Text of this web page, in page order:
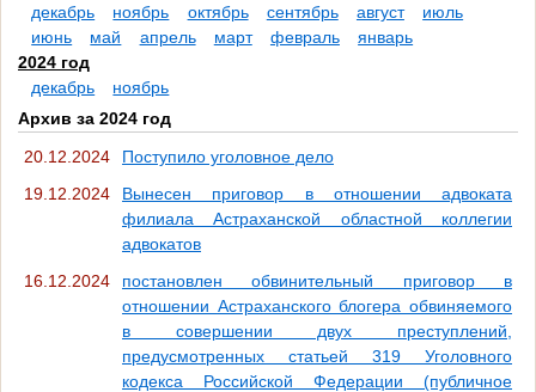
декабрь
ноябрь октябрь сентябрь август
июль
июнь
май апрель март февраль
январь
2024 год
декабрь
ноябрь
Архив за 2024 год
20.12.2024
Поступило уголовное дело
19.12.2024
Вынесен приговор в отношении адвоката
филиала Астраханской областной коллегии
адвокатов
16.12.2024
постановлен обвинительный приговор в
отношении Астраханского блогера обвиняемого
в совершении двух преступлений,
предусмотренных статьей 319 Уголовного
кодекса Российской Федерации (публичное